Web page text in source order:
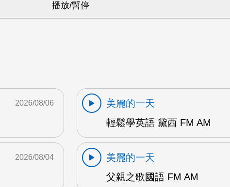
2026/08/06
美麗的一天
輕鬆學英語 黛西 FM AM
2026/08/04
美麗的一天
父親之歌國語 FM AM